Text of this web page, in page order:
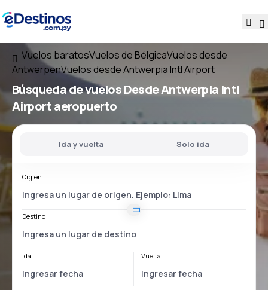
Vuelos baratosVuelos de BélgicaVuelos desde
AntwerpenVuelos desde Antwerpia Intl Airport
Búsqueda de vuelosDesdeAntwerpia Intl
Airportaeropuerto
Ida y vuelta Solo ida
Orgien
Destino
Ida Vuelta